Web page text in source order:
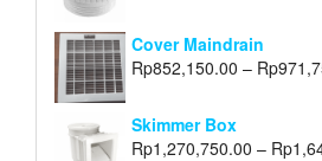
Cover Maindrain
Rp852,150.00 – Rp
Skimmer Box
Rp1,270,750.00 – Rp